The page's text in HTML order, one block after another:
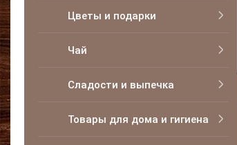
Цветы и подарки
Чай
Сладости и выпечка
Товары для дома и гигиена